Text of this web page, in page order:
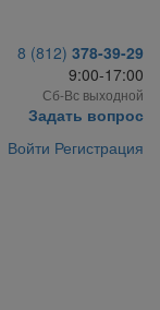
8 (812) 378-39-29
9:00-17:00
Сб-Вс выходной
Задать вопрос
Войти Регистрация